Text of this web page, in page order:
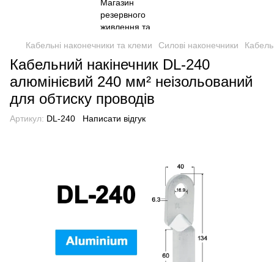
Кабельні наконечники та клеми Силові наконечники
Кабельний накінечник DL-240
алюмінієвий 240 мм² неізольований
для обтиску проводів
Артикул: DL-240 Написати відгук